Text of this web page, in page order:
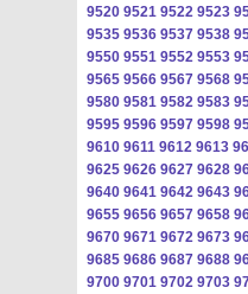
9520 9521 9522 9523
9535 9536 9537 9538
9550 9551 9552 9553
9565 9566 9567 9568
9580 9581 9582 9583
9595 9596 9597 9598
9610 9611 9612 9613
9625 9626 9627 9628
9640 9641 9642 9643
9655 9656 9657 9658
9670 9671 9672 9673
9685 9686 9687 9688
9700 9701 9702 9703